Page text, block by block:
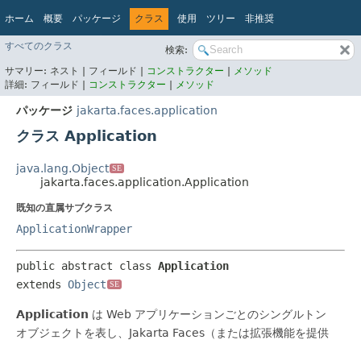
ホーム 概要 パッケージ クラス 使用 ツリー
非推奨
インデックス
Jakarta EE Platform API v10.0.0
すべてのクラス
検索:
サマリー: ネスト | フィールド | コンストラクター | メソッド
詳細: フィールド | コンストラクター | メソッド
パッケージ jakarta.faces.application
クラス Application
java.lang.Object SE
jakarta.faces.application.Application
既知の直属サブクラス
ApplicationWrapper
public abstract class Application
extends Object SE
Application は Web アプリケーションごとのシングルトン
オブジェクトを表し、Jakarta Faces（または拡張機能を提供